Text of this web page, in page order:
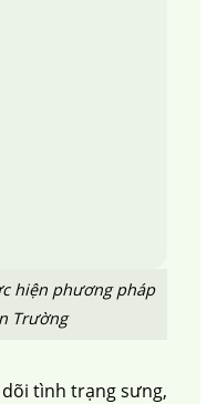
hiện phương pháp
Trường
tình trạng sưng,